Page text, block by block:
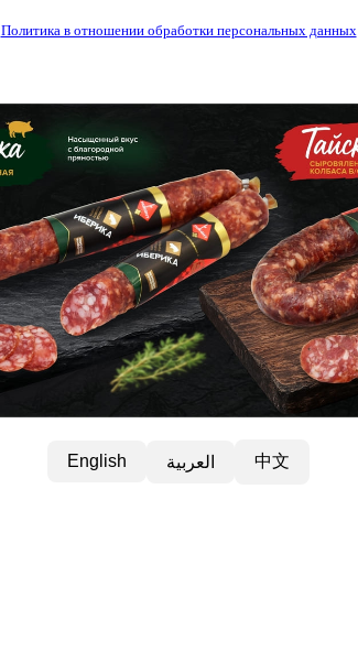
Политика в отношении обработки персональных данных
English العربية 中文